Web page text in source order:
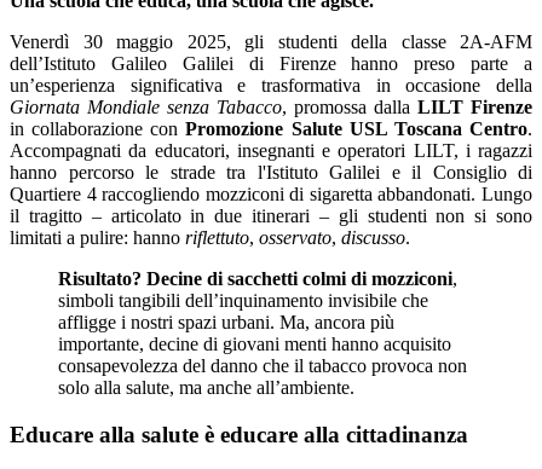
Venerdì 30 maggio 2025, gli studenti della classe 2A-AFM
dell’Istituto Galileo Galilei di Firenze hanno preso parte a
un’esperienza significativa e trasformativa in occasione della
Giornata Mondiale senza Tabacco, promossa dalla LILT Firenze
in collaborazione conPromozione Salute USL Toscana Centro.
Accompagnati da educatori, insegnanti e operatori LILT, i ragazzi
hanno percorso le strade tra l'Istituto Galilei e il Consiglio di
Quartiere 4 raccogliendo mozziconi di sigaretta abbandonati. Lungo
il tragitto – articolato in due itinerari – gli studenti non si sono
limitati a pulire: hanno riflettuto, osservato, discusso.
Risultato? Decine di sacchetti colmi di mozziconi,
simboli tangibili dell’inquinamento invisibile che
affligge i nostri spazi urbani. Ma, ancora più
importante, decine di giovani menti hanno acquisito
consapevolezza del danno che il tabacco provoca non
solo alla salute, ma anche all’ambiente.
Educare alla salute è educare alla cittadinanza